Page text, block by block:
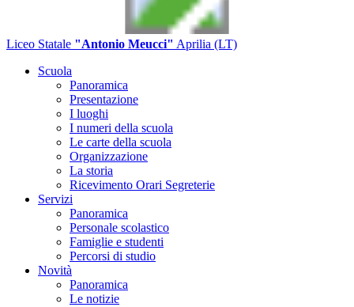
Liceo Statale "Antonio Meucci" Aprilia (LT)
Scuola
Panoramica
Presentazione
I luoghi
I numeri della scuola
Le carte della scuola
Organizzazione
La storia
Ricevimento Orari Segreterie
Servizi
Panoramica
Personale scolastico
Famiglie e studenti
Percorsi di studio
Novità
Panoramica
Le notizie